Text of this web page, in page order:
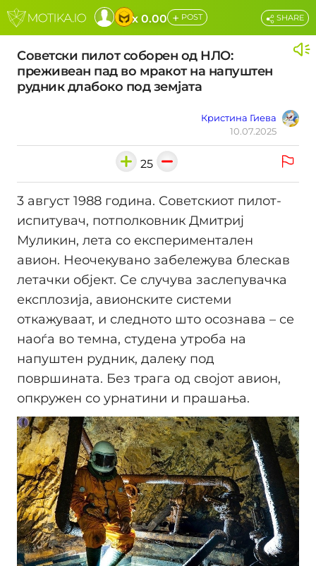
x 0.00 + POST
Советски пилот соборен од НЛО:
преживеан пад во мракот на напуштен
рудник длабоко под земјата
Кристина Гиева
10.07.2025
SHARE
25
3 август 1988 година. Советскиот пилот-
испитувач, потполковник Дмитриј
Муликин, лета со експериментален
авион. Неочекувано забележува блескав
летачки објект. Се случува заслепувачка
експлозија, авионските системи
откажуваат, и следното што осознава – се
наоѓа во темна, студена утроба на
напуштен рудник, далеку под
површината. Без трага од својот авион,
опкружен со урнатини и прашања.